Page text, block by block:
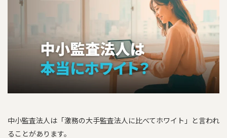
中小監査法人は「激務の大手監査法人に比べてホワイト」と言われ
ることがあります。